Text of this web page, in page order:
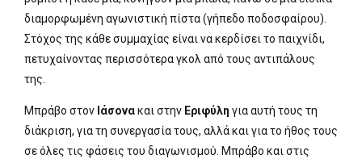
διαμορφωμένη αγωνιστική πίστα (γήπεδο ποδοσφαίρου).
Στόχος της κάθε συμμαχίας είναι να κερδίσει το παιχνίδι,
πετυχαίνοντας περισσότερα γκολ από τους αντιπάλους
της.
Μπράβο στον Ιάσονακαι στην Εριφύλη για αυτή τους τη
διάκριση, για τη συνεργασία τους, αλλά και για το ήθος τους
σε όλες τις φάσεις του διαγωνισμού. Μπράβο και στις